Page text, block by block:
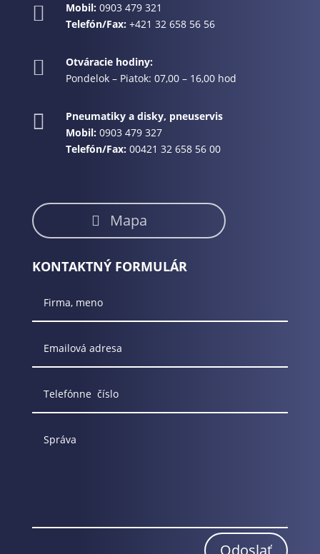
 Mobil: 0903 479 321
Telefón/Fax:+421 32 658 56 56

Otváracie hodiny:
Pondelok – Piatok: 07,00 – 16,00 hod

Pneumatiky a disky, pneuservis
Mobil: 0903 479 327
Telefón/Fax:00421 32 658 56 00
Mapa
KONTAKTNÝ FORMULÁR
Odoslať